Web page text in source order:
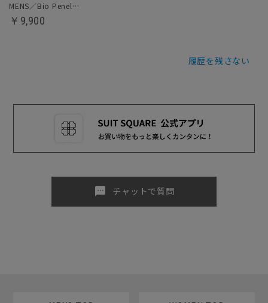
MENS／Bio Penelope／メノルカサンダル
￥9,900
履歴を残さない
sms チャットで質問